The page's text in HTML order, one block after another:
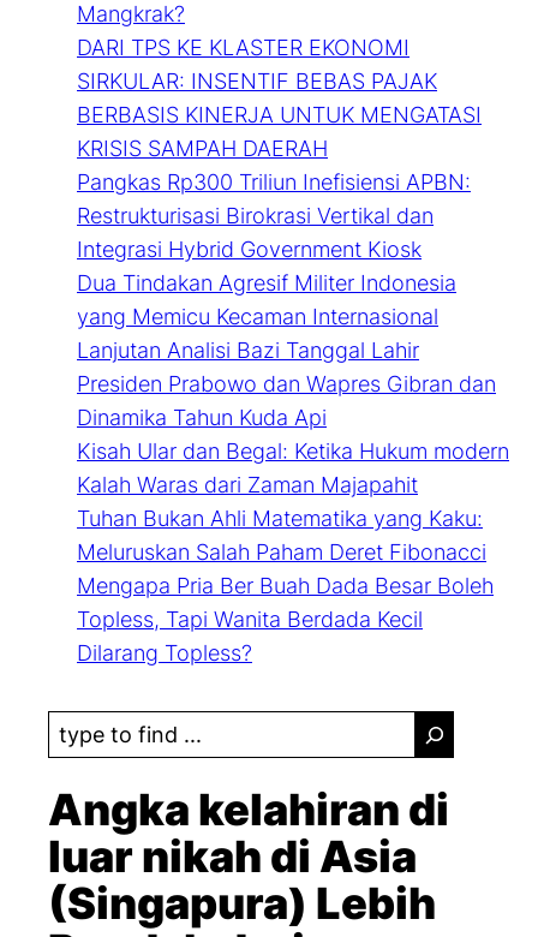
Mangkrak?
DARI TPS KE KLASTER EKONOMI
SIRKULAR: INSENTIF BEBAS PAJAK
BERBASIS KINERJA UNTUK MENGATASI
KRISIS SAMPAH DAERAH
Pangkas Rp300 Triliun Inefisiensi APBN:
Restrukturisasi Birokrasi Vertikal dan
Integrasi Hybrid Government Kiosk
Dua Tindakan Agresif Militer Indonesia
yang Memicu Kecaman Internasional
Lanjutan Analisi Bazi Tanggal Lahir
Presiden Prabowo dan Wapres Gibran dan
Dinamika Tahun Kuda Api
Kisah Ular dan Begal: Ketika Hukum modern
Kalah Waras dari Zaman Majapahit
Tuhan Bukan Ahli Matematika yang Kaku:
Meluruskan Salah Paham Deret Fibonacci
Mengapa Pria Ber Buah Dada Besar Boleh
Topless, Tapi Wanita Berdada Kecil
Dilarang Topless?
S
e
a
r
h
Angka kelahiran di
luar nikah di Asia
(Singapura) Lebih